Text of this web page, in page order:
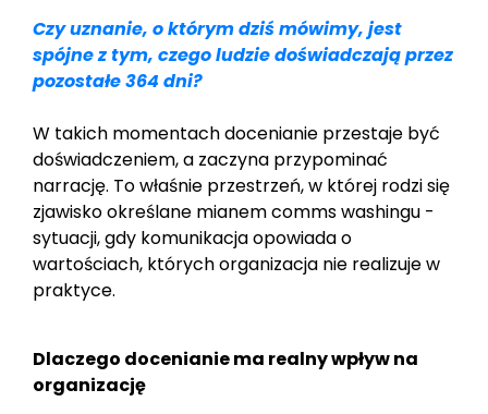
Czy uznanie, o którym dziś mówimy, jest
spójne z tym, czego ludzie doświadczają przez
pozostałe 364 dni?
W takich momentach docenianie przestaje być
doświadczeniem, a zaczyna przypominać
narrację. To właśnie przestrzeń, w której rodzi się
zjawisko określane mianem comms washingu -
sytuacji, gdy komunikacja opowiada o
wartościach, których organizacja nie realizuje w
praktyce.
Dlaczego docenianie ma realny wpływ na
organizację